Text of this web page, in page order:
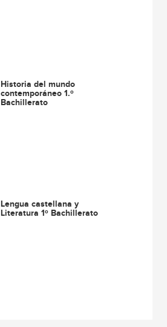
Historia del mundo
contemporáneo 1.º
Bachillerato
Lengua castellana y
Literatura 1º Bachillerato